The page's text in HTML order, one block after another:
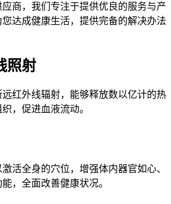
商，我们专注于提供优良的服务与产
达成健康生活，提供完备的解决办法
照射
红外线辐射，能够释放数以亿计的热
，促进血液流动。
活全身的穴位，增强体内器官如心、
，全面改善健康状况。